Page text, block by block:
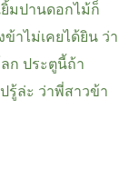
มปานดอกไม้ก็
าไม่เคยได้ยิน ว่า
ก ประตูนี้ถ้า
รู้ล่ะ ว่าพี่สาวข้า